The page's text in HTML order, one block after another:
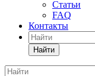
Статьи
FAQ
Контакты
Найти